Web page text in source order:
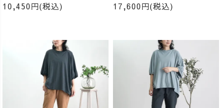
10,450円(税込) 17,600円(税込)